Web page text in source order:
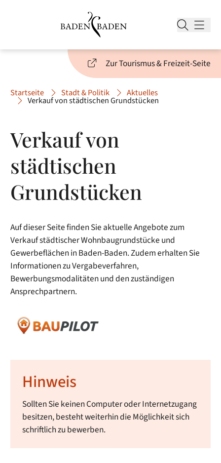
Zur Tourismus & Freizeit-Seite
Startseite Stadt & Politik Aktuelles
Verkauf von städtischen Grundstücken
Verkauf von
städtischen
Grundstücken
Auf dieser Seite finden Sie aktuelle Angebote zum
Verkauf städtischer Wohnbaugrundstücke und
Gewerbeflächen in Baden-Baden. Zudem erhalten Sie
Informationen zu Vergabeverfahren,
Bewerbungsmodalitäten und den zuständigen
Ansprechpartnern.
Hinweis
Sollten Sie keinen Computer oder Internetzugang
besitzen, besteht weiterhin die Möglichkeit sich
schriftlich zu bewerben.